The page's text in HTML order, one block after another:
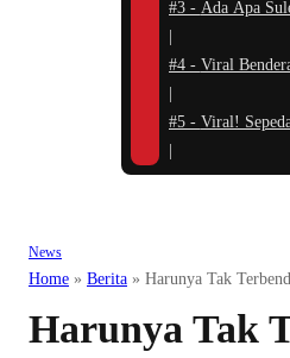
#3 - Ada Apa
#4 - Viral
#5 - Viral!
News
Home » Berita » Harunya Tak
Harunya Tak